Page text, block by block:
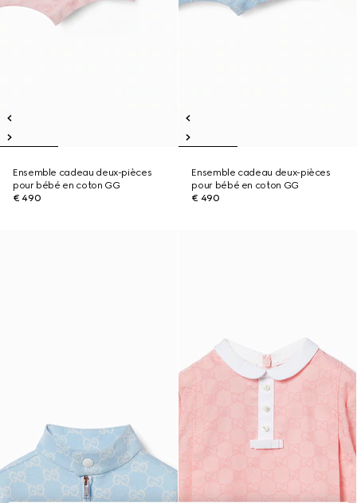
Ensemble cadeau deux-pièces
pour bébé en coton GG
€ 490
Ensemble cadeau deux-pièces
pour bébé en coton GG
€ 490